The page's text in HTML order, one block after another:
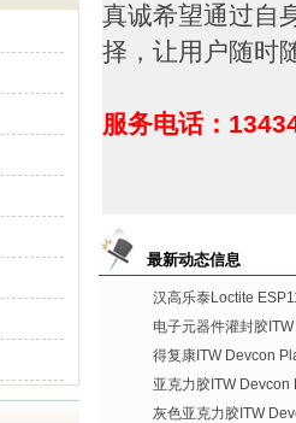
真诚希望通过自
择，让用户随时
服务电话：
最新动态信息
汉高乐泰Loctite
电子元器件灌封胶
得复康ITW Devcon
亚克力胶ITW Devcon
灰色亚克力胶ITW